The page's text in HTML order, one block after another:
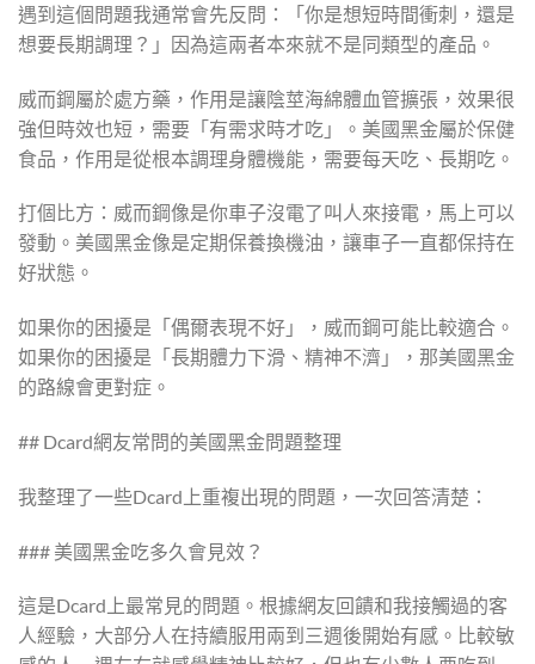
遇到這個問題我通常會先反問：「你是想短時間衝刺，還是
想要長期調理？」因為這兩者本來就不是同類型的產品。
威而鋼屬於處方藥，作用是讓陰莖海綿體血管擴張，效果很
強但時效也短，需要「有需求時才吃」。美國黑金屬於保健
食品，作用是從根本調理身體機能，需要每天吃、長期吃。
打個比方：威而鋼像是你車子沒電了叫人來接電，馬上可以
發動。美國黑金像是定期保養換機油，讓車子一直都保持在
好狀態。
如果你的困擾是「偶爾表現不好」，威而鋼可能比較適合。
如果你的困擾是「長期體力下滑、精神不濟」，那美國黑金
的路線會更對症。
## Dcard網友常問的美國黑金問題整理
我整理了一些Dcard上重複出現的問題，一次回答清楚：
### 美國黑金吃多久會見效？
這是Dcard上最常見的問題。根據網友回饋和我接觸過的客
人經驗，大部分人在持續服用兩到三週後開始有感。比較敏